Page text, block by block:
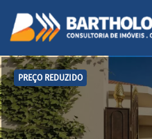
PREÇO REDUZIDO